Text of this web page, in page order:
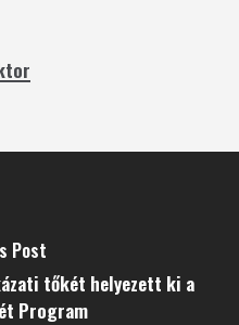
Post
tőkét helyezett ki a
Program